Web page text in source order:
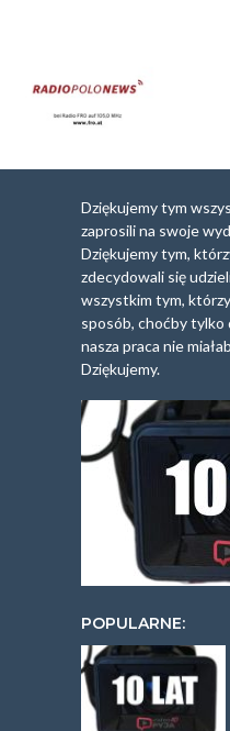
Dziękujemy tym
zaprosili na swoje
Dziękujemy tym,
zdecydowali się
wszystkim tym,
sposób, choćby tylko
nasza praca nie
Dziękujemy.
POPULARNE: